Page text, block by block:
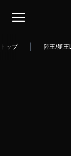
トップ 陸王/艇王